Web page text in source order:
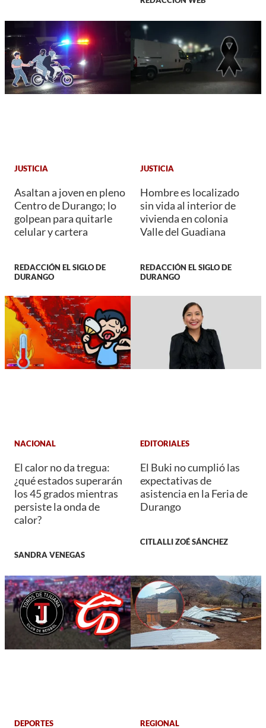
JUSTICIA
Asaltan a joven en pleno
Centro de Durango; lo
golpean para quitarle
celular y cartera
REDACCIÓN EL SIGLO DE
DURANGO
JUSTICIA
Hombre es localizado
sin vida al interior de
vivienda en colonia
Valle del Guadiana
REDACCIÓN EL SIGLO DE
DURANGO
NACIONAL
El calor no da tregua:
¿qué estados superarán
los 45 grados mientras
persiste la onda de
calor?
SANDRA VENEGAS
EDITORIALES
El Buki no cumplió las
expectativas de
asistencia en la Feria de
Durango
CITLALLI ZOÉ SÁNCHEZ
DEPORTES REGIONAL